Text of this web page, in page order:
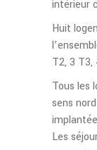
intérieur
Huit
T2, 3 T3,
Tous les
sens
Les